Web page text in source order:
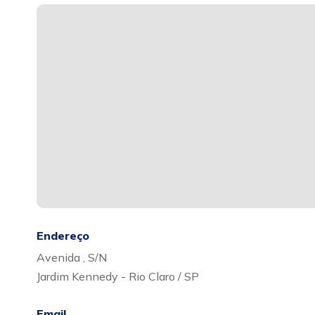
Endereço
Avenida , S/N
Jardim Kennedy - Rio Claro / SP